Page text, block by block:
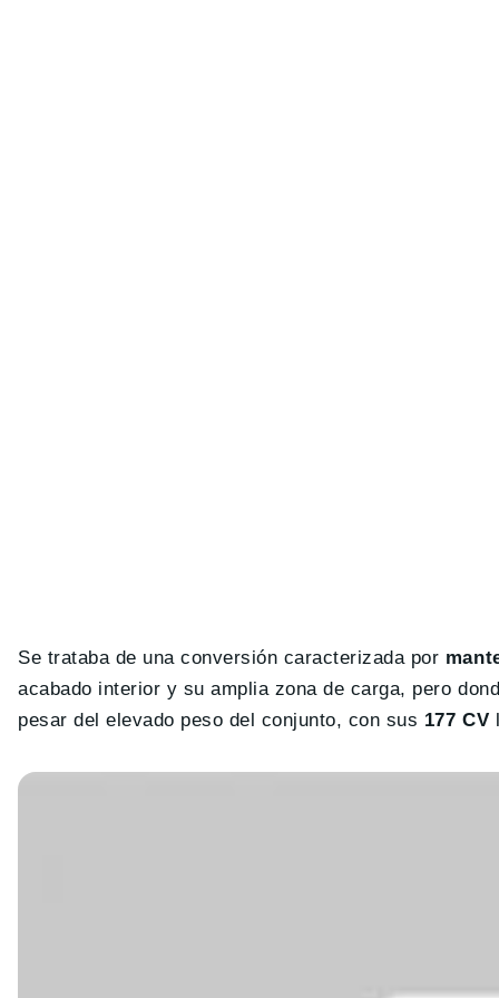
Se trataba de una conversión caracterizada por
acabado interior y su amplia zona de carga, pero
pesar del elevado peso del conjunto, con sus 177 CV